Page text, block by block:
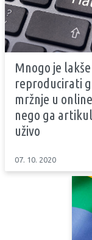
Mnogo je lakše
reproducirati
mržnje u
nego ga
uživo
07. 10. 2020